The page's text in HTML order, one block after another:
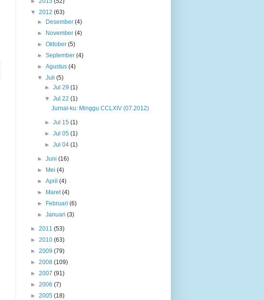
▼ 2012 (63)
►
Desember(4)
►
November(4)
►Oktober(5)
►September(4)
►Agustus(4)
▼Juli(5)
► Jul 29 (1)
▼ Jul 22 (1)
Jurnal-ku: Minggu CCLXIV (07.2012)
► Jul 15 (1)
► Jul 05 (1)
► Jul 04 (1)
►Juni(16)
►
Mei(4)
►April(4)
►
Maret(4)
►
Februari(6)
►Januari(3)
► 2011 (53)
► 2010 (63)
► 2009 (79)
► 2008 (109)
► 2007 (91)
► 2006 (7)
► 2005 (18)